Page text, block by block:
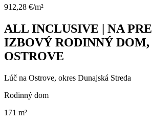
912,28 €/m²
ALL INCLUSIVE | NA
IZBOVÝ RODINNÝ DOM,
OSTROVE
Lúč na Ostrove, okres Dunajská Streda
Rodinný dom
171 m²